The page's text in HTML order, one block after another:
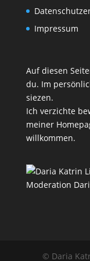
Impressum
Auf diesen
du. Im
siezen.
Ich verzichte
meiner
willkommen.
© Daria